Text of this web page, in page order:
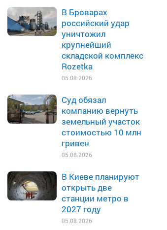
В Броварах
российский удар
уничтожил
крупнейший
складской комплекс
Rozetka
05.08.2026
Суд обязал
компанию вернуть
земельный участок
стоимостью 10 млн
гривен
05.08.2026
В Киеве планируют
открыть две
станции метро в
2027 году
05.08.2026